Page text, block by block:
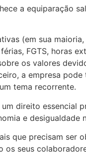
a equiparação
(em sua
FGTS, horas
os valores
a empresa
tema recorrente.
direito essencial
e desigualdade
que precisam ser
os seus